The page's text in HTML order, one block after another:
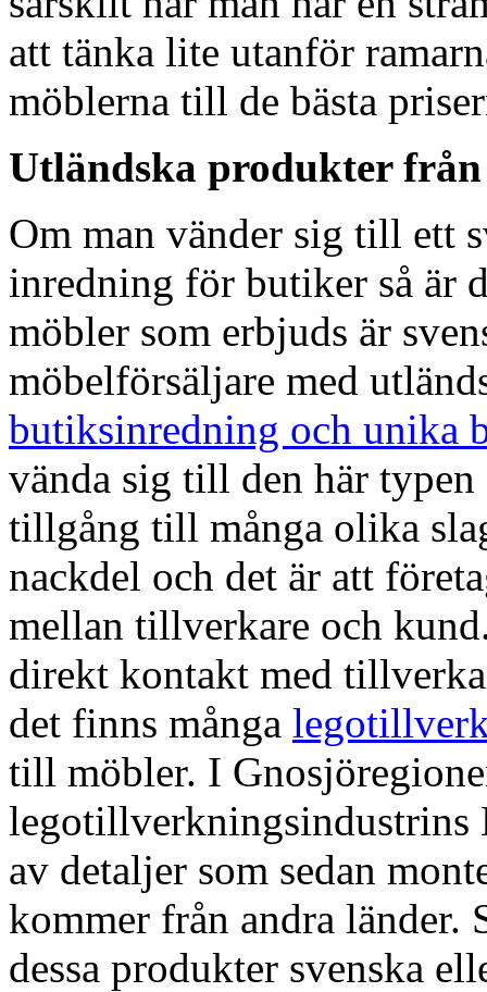
att tänka lite utanför
möblerna till de bästa
Utländska produkter från
Om man vänder sig till ett
inredning för butiker så är
möbler som erbjuds är
möbelförsäljare med
butiksinredning och unika
vända sig till den här
tillgång till många olika
nackdel och det är att
mellan tillverkare och
direkt kontakt med
det finns många
till möbler. I
legotillverkningsindustrins
av detaljer som sedan
kommer från andra länder.
dessa produkter svenska